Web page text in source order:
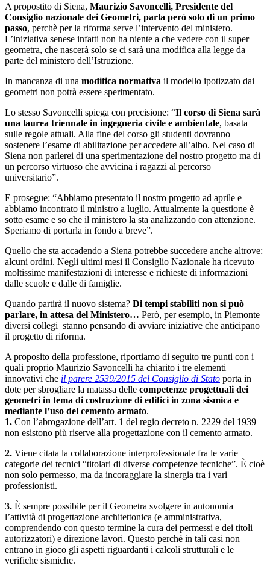
A propostito di Siena, Maurizio Savoncelli, Presidente del
Consiglio nazionale dei Geometri, parla però solo di un primo
passo, perchè per la riforma serve l’intervento del ministero.
L’iniziativa senese infatti non ha niente a che vedere con il super
geometra, che nascerà solo se ci sarà una modifica alla legge da
parte del ministero dell’Istruzione.
In mancanza di una modifica normativa il modello ipotizzato dai
geometri non potrà essere sperimentato.
Lo stesso Savoncelli spiega con precisione: “Il corso di Siena sarà
una laurea triennale in ingegneria civile e ambientale, basata
sulle regole attuali. Alla fine del corso gli studenti dovranno
sostenere l’esame di abilitazione per accedere all’albo. Nel caso di
Siena non parlerei di una sperimentazione del nostro progetto ma di
un percorso virtuoso che avvicina i ragazzi al percorso
universitario”.
E prosegue: “Abbiamo presentato il nostro progetto ad aprile e
abbiamo incontrato il ministro a luglio. Attualmente la questione è
sotto esame e so che il ministero la sta analizzando con attenzione.
Speriamo di portarla in fondo a breve”.
Quello che sta accadendo a Siena potrebbe succedere anche altrove:
alcuni ordini. Negli ultimi mesi il Consiglio Nazionale ha ricevuto
moltissime manifestazioni di interesse e richieste di informazioni
dalle scuole e dalle di famiglie.
Quando partirà il nuovo sistema? Di tempi stabiliti non si può
parlare, in attesa del Ministero… Però, per esempio, in Piemonte
diversi collegi stanno pensando di avviare iniziative che anticipano
il progetto di riforma.
A proposito della professione, riportiamo di seguito tre punti con i
quali proprio Maurizio Savoncelli ha chiarito i tre elementi
innovativi che il parere 2539/2015 del Consiglio di Stato porta in
dote per sbrogliare la matassa delle competenze progettuali dei
geometri in tema di costruzione di edifici in zona sismica e
mediante l’uso del cemento armato.
1. Con l’abrogazione dell’art. 1 del regio decreto n. 2229 del 1939
non esistono più riserve alla progettazione con il cemento armato.
2. Viene citata la collaborazione interprofessionale fra le varie
categorie dei tecnici “titolari di diverse competenze tecniche”. È cioè
non solo permesso, ma da incoraggiare la sinergia tra i vari
professionisti.
3. È sempre possibile per il Geometra svolgere in autonomia
l’attività di progettazione architettonica (e amministrativa,
comprendendo con questo termine la cura dei permessi e dei titoli
autorizzatori) e direzione lavori. Questo perché in tali casi non
entrano in gioco gli aspetti riguardanti i calcoli strutturali e le
verifiche sismiche.